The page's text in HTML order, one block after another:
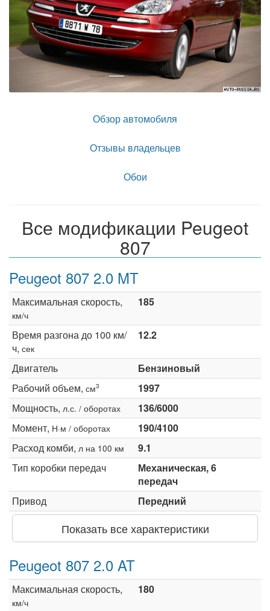
Обзор автомобиля
Отзывы владельцев
Обои
Все модификации Peugeot
807
Peugeot 807 2.0 MT
Максимальная скорость,
км/ч
185
Время разгона до 100 км/
ч, сек
12.2
Двигатель
Бензиновый
Рабочий объем, см3
1997
Мощность, л.с. / оборотах
136/6000
Момент, Н·м / оборотах
190/4100
Расход комби, л на 100 км
9.1
Тип коробки передач
Механическая, 6
передач
Привод
Передний
Показать все характеристики
Peugeot 807 2.0 AT
Максимальная скорость,
км/ч
180